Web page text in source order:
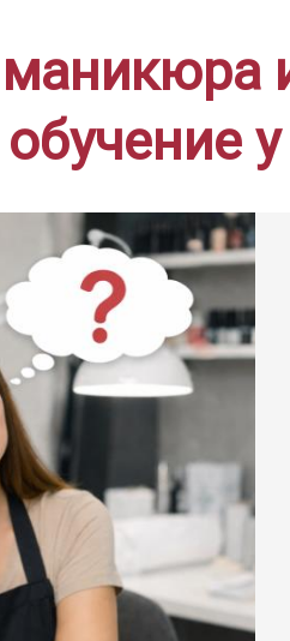
обучение